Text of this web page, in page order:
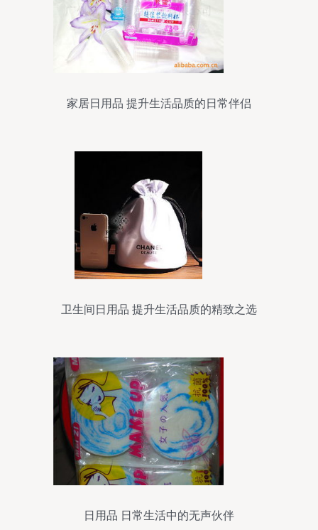
家居日用品 提升生活品质的日常伴侣
卫生间日用品 提升生活品质的精致之选
日用品 日常生活中的无声伙伴